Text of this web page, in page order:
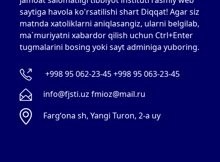
saytiga havola ko'rsatilishi shart Diqqat! Agar siz
matnda xatoliklarni aniqlasangiz, ularni belgilab,
ma`muriyatni xabardor qilish uchun Ctrl+Enter
tugmalarini bosing yoki sayt adminiga yuboring.
+998 95 062-23-45 +998 95 063-23-45
info@fjsti.uz fmioz@mail.ru
Fargʻona sh, Yangi Turon, 2-a uy